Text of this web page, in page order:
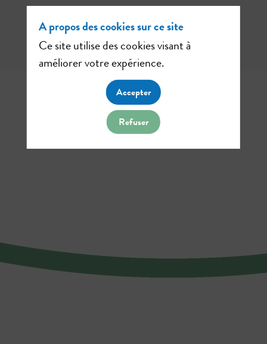
A propos des cookies sur ce site
Ce site utilise des cookies visant à
améliorer votre expérience.
Accepter
Refuser